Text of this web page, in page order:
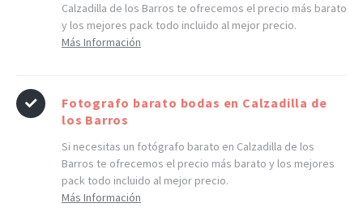
Calzadilla de los Barros te ofrecemos el precio más barato
y los mejores pack todo incluido al mejor precio.
Más Información
Fotografo barato bodas en Calzadilla de
los Barros
Si necesitas un fotógrafo barato en Calzadilla de los
Barros te ofrecemos el precio más barato y los mejores
pack todo incluido al mejor precio.
Más Información